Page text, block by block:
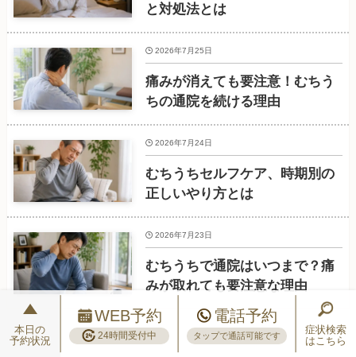
と対処法とは
痛みが消えても要注意！むちう
ちの通院を続ける理由
2026年7月25日
むちうちセルフケア、時期別の
正しいやり方とは
2026年7月24日
むちうちで通院はいつまで？痛
みが取れても要注意な理由
2026年7月23日
本日の
予約状況
WEB予約
24時間受付中
電話予約
タップで通話可能です
症状検索
はこちら